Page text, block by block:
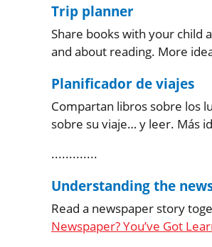
Trip planner
Share books with your child
and about reading. More
Planificador de viajes
Compartan libros sobre los
sobre su viaje… y leer. Más
.............
Understanding the
Read a newspaper story
Newspaper? You’ve Got